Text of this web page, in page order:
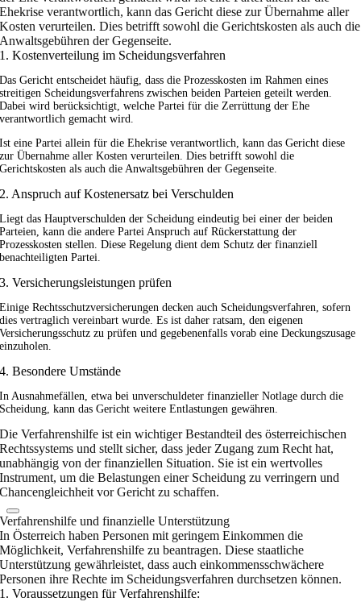
Ehekrise verantwortlich, kann das Gericht diese zur Übernahme aller
Kosten verurteilen. Dies betrifft sowohl die Gerichtskosten als auch die
Anwaltsgebühren der Gegenseite.
1. Kostenverteilung im Scheidungsverfahren
Das Gericht entscheidet häufig, dass die Prozesskosten im Rahmen eines
streitigen Scheidungsverfahrens zwischen beiden Parteien geteilt werden.
Dabei wird berücksichtigt, welche Partei für die Zerrüttung der Ehe
verantwortlich gemacht wird.
Ist eine Partei allein für die Ehekrise verantwortlich, kann das Gericht diese
zur Übernahme aller Kosten verurteilen. Dies betrifft sowohl die
Gerichtskosten als auch die Anwaltsgebühren der Gegenseite.
2. Anspruch auf Kostenersatz bei Verschulden
Liegt das Hauptverschulden der Scheidung eindeutig bei einer der beiden
Parteien, kann die andere Partei Anspruch auf Rückerstattung der
Prozesskosten stellen. Diese Regelung dient dem Schutz der finanziell
benachteiligten Partei.
3. Versicherungsleistungen prüfen
Einige Rechtsschutzversicherungen decken auch Scheidungsverfahren, sofern
dies vertraglich vereinbart wurde. Es ist daher ratsam, den eigenen
Versicherungsschutz zu prüfen und gegebenenfalls vorab eine Deckungszusage
einzuholen.
4. Besondere Umstände
In Ausnahmefällen, etwa bei unverschuldeter finanzieller Notlage durch die
Scheidung, kann das Gericht weitere Entlastungen gewähren.
Die Verfahrenshilfe ist ein wichtiger Bestandteil des österreichischen
Rechtssystems und stellt sicher, dass jeder Zugang zum Recht hat,
unabhängig von der finanziellen Situation. Sie ist ein wertvolles
Instrument, um die Belastungen einer Scheidung zu verringern und
Chancengleichheit vor Gericht zu schaffen.
Verfahrenshilfe und finanzielle Unterstützung
In Österreich haben Personen mit geringem Einkommen die
Möglichkeit, Verfahrenshilfe zu beantragen. Diese staatliche
Unterstützung gewährleistet, dass auch einkommensschwächere
Personen ihre Rechte im Scheidungsverfahren durchsetzen können.
1. Voraussetzungen für Verfahrenshilfe: